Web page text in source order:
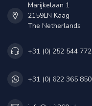
Marijkelaan 1
2159LN Kaag
The Netherlands
+31 (0) 252 544 772
+31 (0) 622 365 850